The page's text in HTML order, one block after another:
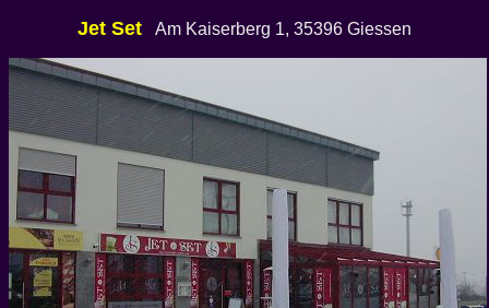
Jet Set
Am Kaiserberg 1, 35396 Giessen